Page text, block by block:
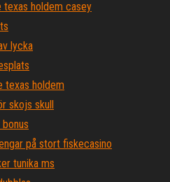
texas holdem casey
lycka
texas holdem
skojs skull
på stort fiskecasino
tunika ms